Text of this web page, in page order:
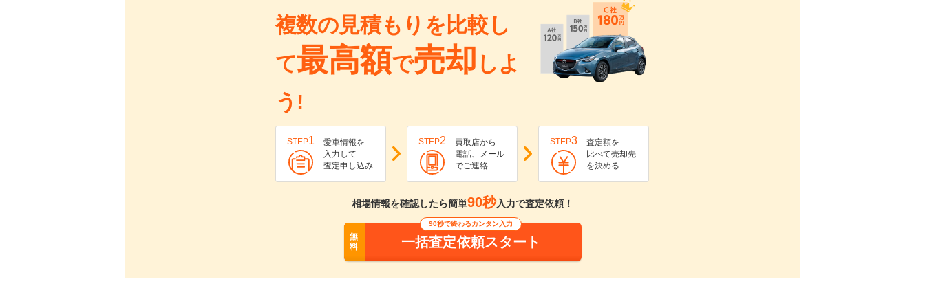
複数の見積もりを比較し
て最高額で売却 しよ
う!
STEP1
愛車情報を
入力して
査定申し込み
STEP2
買取店から
電話、メール
でご連絡
STEP3
査定額を
比べて売却先
を決める
相場情報を確認したら簡単90秒入力で査定依頼！
無
料
90秒で終わるカンタン入力
一括査定依頼スタート